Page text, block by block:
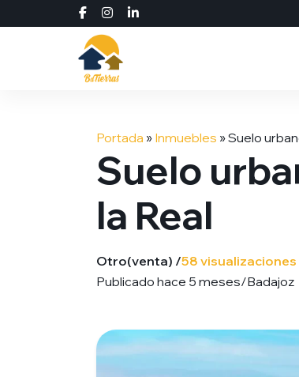
Portada » Inmuebles »Suelo
Suelo
la Real
Otro(venta) /58 visualizaciones
Publicado hace 5 meses/Badajoz